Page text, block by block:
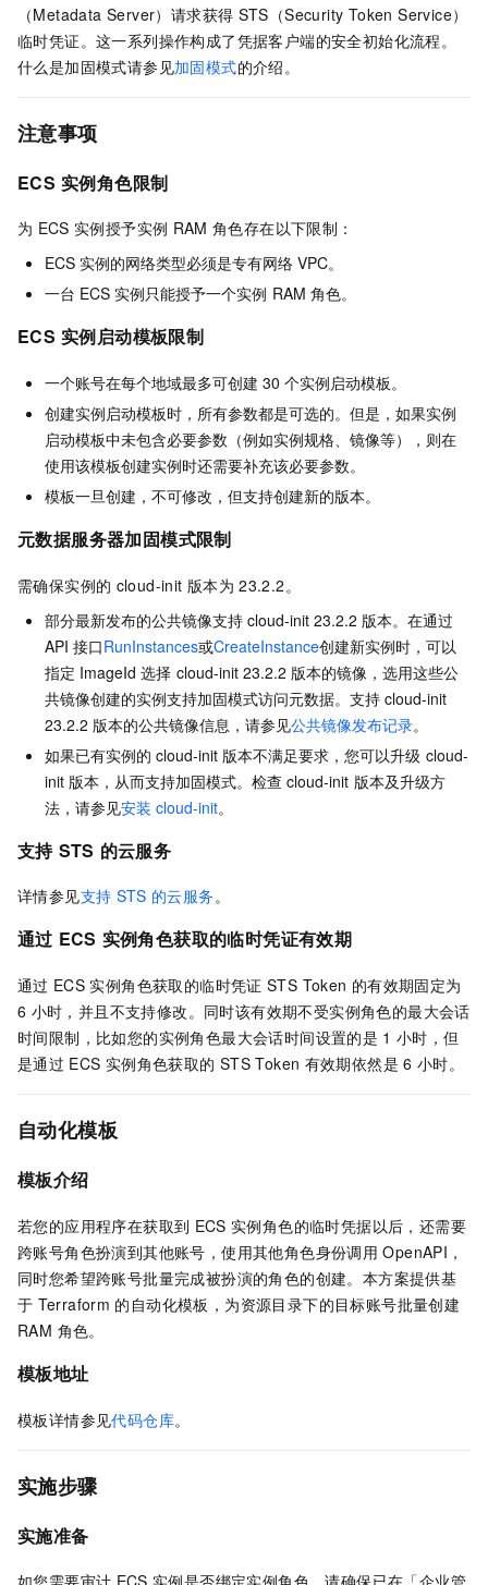
（Metadata Server）请求获得 STS（Security Token Service）
临时凭证。这一系列操作构成了凭据客户端的安全初始化流程。
什么是加固模式请参见加固模式的介绍。
注意事项
ECS 实例角色限制
为 ECS 实例授予实例 RAM 角色存在以下限制：
ECS 实例的网络类型必须是专有网络 VPC。
一台 ECS 实例只能授予一个实例 RAM 角色。
ECS 实例启动模板限制
一个账号在每个地域最多可创建 30 个实例启动模板。
创建实例启动模板时，所有参数都是可选的。但是，如果实例
启动模板中未包含必要参数（例如实例规格、镜像等），则在
使用该模板创建实例时还需要补充该必要参数。
模板一旦创建，不可修改，但支持创建新的版本。
元数据服务器加固模式限制
需确保实例的 cloud-init 版本为 23.2.2。
部分最新发布的公共镜像支持 cloud-init 23.2.2 版本。在通过
API 接口RunInstances或CreateInstance创建新实例时，可以
指定 ImageId 选择 cloud-init 23.2.2 版本的镜像，选用这些公
共镜像创建的实例支持加固模式访问元数据。支持 cloud-init
23.2.2 版本的公共镜像信息，请参见公共镜像发布记录。
如果已有实例的 cloud-init 版本不满足要求，您可以升级 cloud-
init 版本，从而支持加固模式。检查 cloud-init 版本及升级方
法，请参见安装 cloud-init。
支持 STS 的云服务
详情参见支持 STS 的云服务。
通过 ECS 实例角色获取的临时凭证有效期
通过 ECS 实例角色获取的临时凭证 STS Token 的有效期固定为
6 小时，并且不支持修改。同时该有效期不受实例角色的最大会话
时间限制，比如您的实例角色最大会话时间设置的是 1 小时，但
是通过 ECS 实例角色获取的 STS Token 有效期依然是 6 小时。
自动化模板
模板介绍
若您的应用程序在获取到 ECS 实例角色的临时凭据以后，还需要
跨账号角色扮演到其他账号，使用其他角色身份调用 OpenAPI，
同时您希望跨账号批量完成被扮演的角色的创建。本方案提供基
于 Terraform 的自动化模板，为资源目录下的目标账号批量创建
RAM 角色。
模板地址
模板详情参见代码仓库。
实施步骤
实施准备